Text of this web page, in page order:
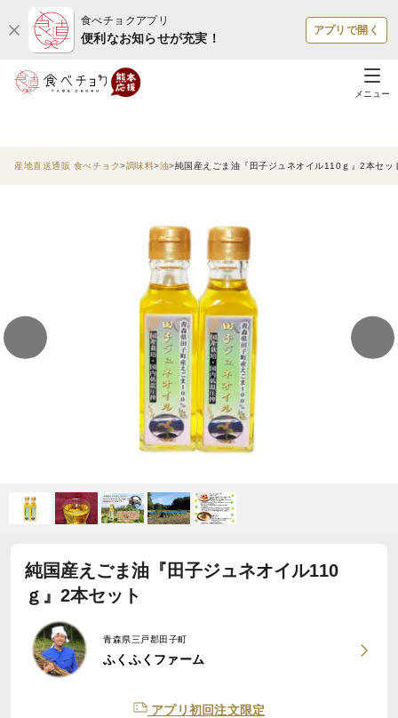
食べチョクアプリ
便利なお知らせが充実！
アプリで開く
メニュー
産地直送通販 食べチョク 調味料 油 純国産えごま油『田子ジュネオイル110ｇ』2本セッ
純国産えごま油『田子ジュネオイル110
ｇ』2本セット
青森県三戸郡田子町
ふくふくファーム
アプリ初回注文限定